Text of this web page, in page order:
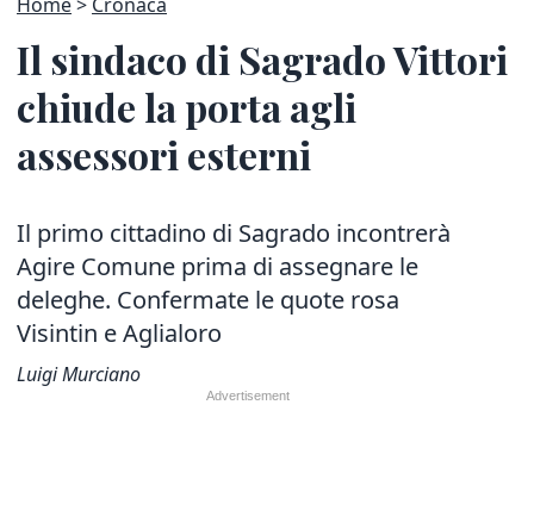
Il sindaco di Sagrado Vittori
chiude la porta agli
assessori esterni
Il primo cittadino di Sagrado incontrerà
Agire Comune prima di assegnare le
deleghe. Confermate le quote rosa
Visintin e Aglialoro
Luigi Murciano